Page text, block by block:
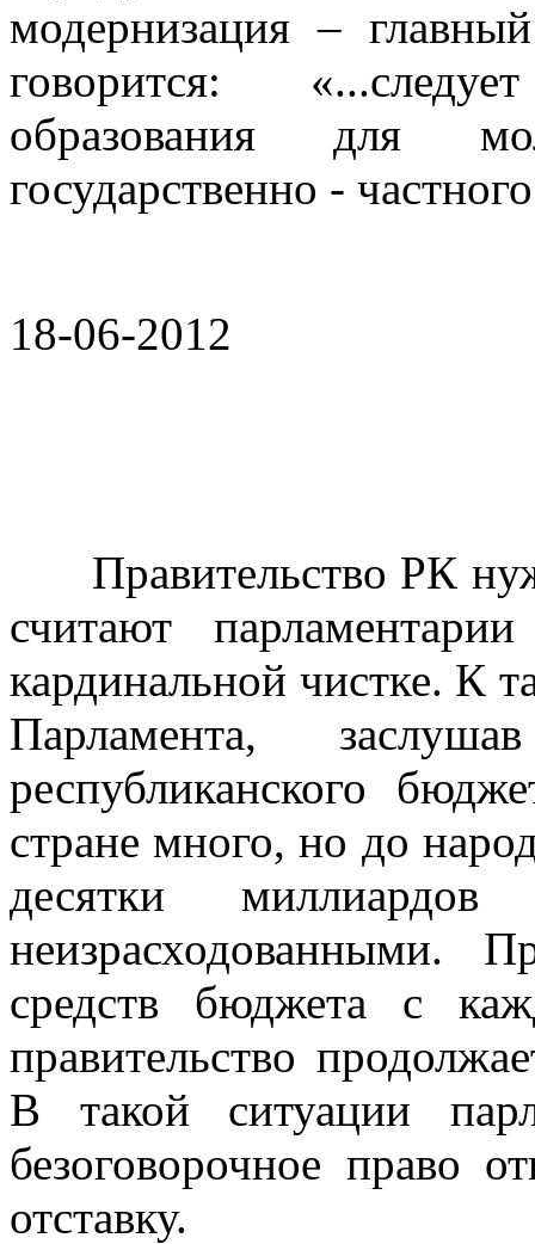
модернизация –
говорится:
образования для
государственно -
18-06-2012
Правительство РК
считают
кардинальной чистке. К
Парламента,
республиканского
стране много, но до
десятки
неизрасходованными.
средств бюджета с
правительство
В такой ситуации
безоговорочное право
отставку.